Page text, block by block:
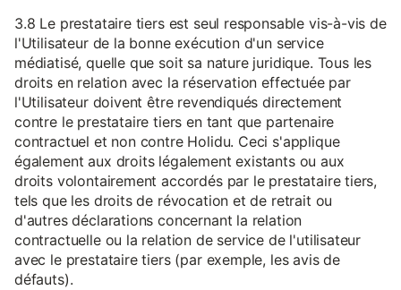
3.8 Le prestataire tiers est seul responsable vis-à-vis de
l'Utilisateur de la bonne exécution d'un service
médiatisé, quelle que soit sa nature juridique. Tous les
droits en relation avec la réservation effectuée par
l'Utilisateur doivent être revendiqués directement
contre le prestataire tiers en tant que partenaire
contractuel et non contre Holidu. Ceci s'applique
également aux droits légalement existants ou aux
droits volontairement accordés par le prestataire tiers,
tels que les droits de révocation et de retrait ou
d'autres déclarations concernant la relation
contractuelle ou la relation de service de l'utilisateur
avec le prestataire tiers (par exemple, les avis de
défauts).